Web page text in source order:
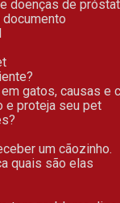
doenças de
documento
em gatos, causas e
e proteja seu pet
um cãozinho.
quais são elas